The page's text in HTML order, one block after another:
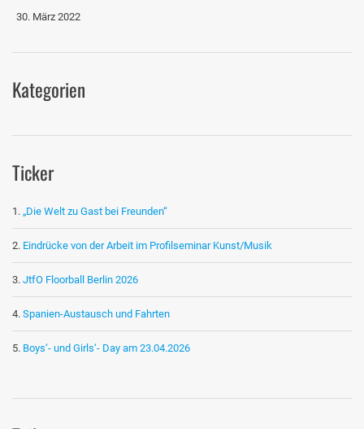
30. März 2022
Kategorien
Ticker
„Die Welt zu Gast bei Freunden“
Eindrücke von der Arbeit im Profilseminar Kunst/Musik
JtfO Floorball Berlin 2026
Spanien-Austausch und Fahrten
Boys‘- und Girls‘- Day am 23.04.2026